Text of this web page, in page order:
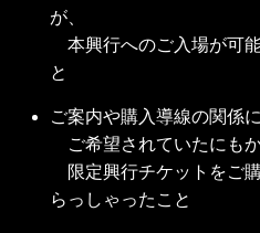
が、
本興行へのご入場が可
と
ご案内や購入導線の関係に
ご希望されていたにもか
限定興行チケットをご
らっしゃったこと